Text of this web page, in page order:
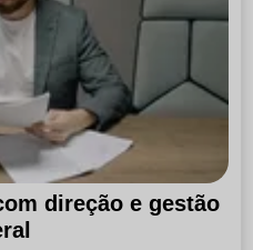
direção e gestão